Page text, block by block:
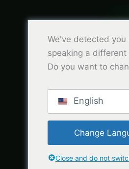
We've detected you
speaking a different
Do you want to
English
Change
Close and do not